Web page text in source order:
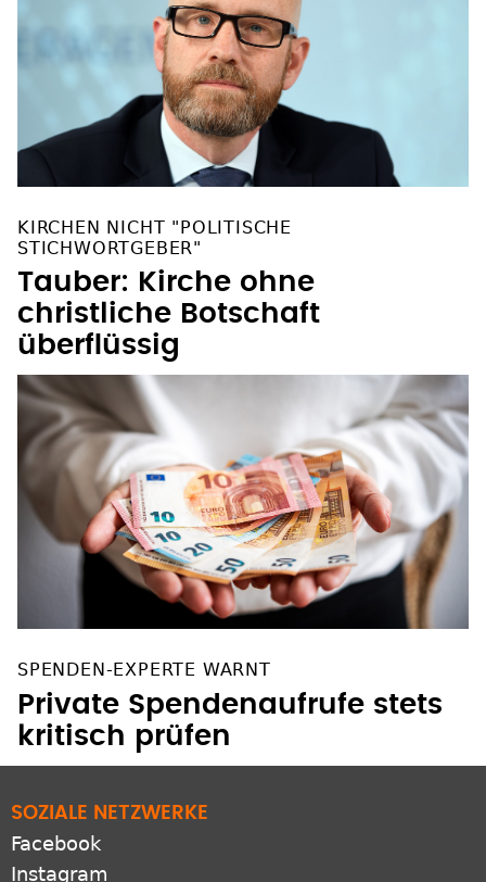
KIRCHEN NICHT "POLITISCHE
STICHWORTGEBER"
Tauber: Kirche ohne
christliche Botschaft
überflüssig
SPENDEN-EXPERTE WARNT
Private Spendenaufrufe stets
kritisch prüfen
SOZIALE NETZWERKE
Facebook